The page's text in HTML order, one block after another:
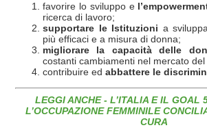
favorire lo sviluppo e
ricerca di lavoro;
supportare le Istituzioni a
più efficaci e a misura di donna;
migliorare la capacità delle
costanti cambiamenti nel mercato del
contribuire ed abbattere le
LEGGI ANCHE - L’ITALIA E IL GOAL
L’OCCUPAZIONE FEMMINILE
CURA